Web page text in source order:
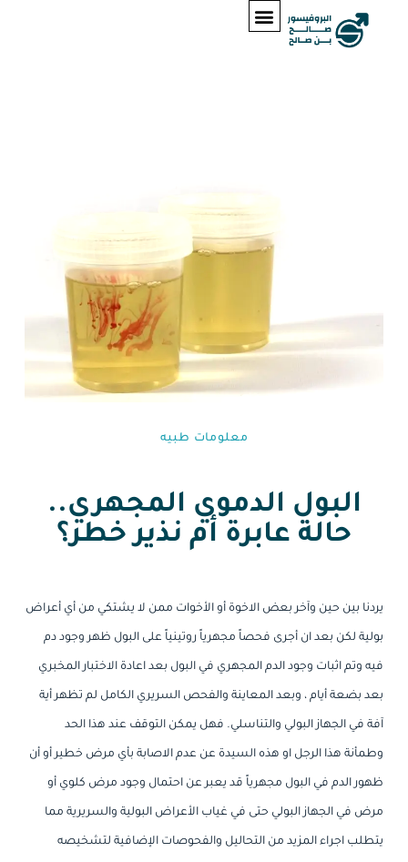
معلومات طبيه⁩
البول الدموي المجهري..
حالة عابرة أم نذير خطر؟
يردنا بين حين وآخر بعض الاخوة أو الأخوات ممن لا يشتكي من أي أعراض
بولية لكن بعد ان أجرى فحصاً مجهرياً روتينياً على البول ظهر وجود دم
فيه وتم اثبات وجود الدم المجهري في البول بعد اعادة الاختبار المخبري
بعد بضعة أيام ، وبعد المعاينة والفحص السريري الكامل لم تظهر أية
آفة في الجهاز البولي والتناسلي. فهل يمكن التوقف عند هذا الحد
وطمأنة هذا الرجل او هذه السيدة عن عدم الاصابة بأي مرض خطير أو أن
ظهور الدم في البول مجهرياً قد يعبر عن احتمال وجود مرض كلوي أو
مرض في الجهاز البولي حتى في غياب الأعراض البولية والسريرية مما
يتطلب اجراء المزيد من التحاليل والفحوصات الإضافية لتشخيصه